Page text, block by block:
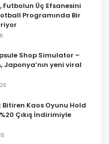
Futbolun Üç Efsanesini
Programında Bir
Shop Simulator –
Japonya’nın yeni viral
Bitiren Kaos Oyunu Hold
Çıkış İndirimiyle